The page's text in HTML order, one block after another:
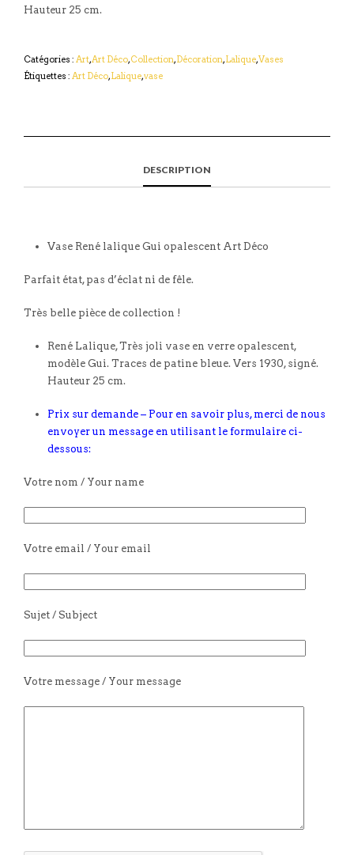
Hauteur 25 cm.
Catégories : Art,Art Déco,Collection,Décoration,Lalique,Vases
Étiquettes : Art Déco,Lalique,vase
DESCRIPTION
Vase René lalique Gui opalescent Art Déco
Parfait état, pas d’éclat ni de fêle.
Très belle pièce de collection !
René Lalique, Très joli vase en verre opalescent,
modèle Gui. Traces de patine bleue. Vers 1930, signé.
Hauteur 25 cm.
Prix sur demande – Pour en savoir plus, merci de nous
envoyer un message en utilisant le formulaire ci-
dessous:
Votre nom / Your name
Votre email / Your email
Sujet / Subject
Votre message / Your message